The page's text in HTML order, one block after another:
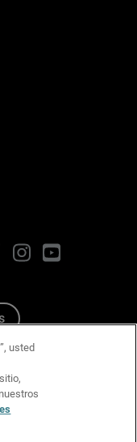
FacebookInstagramYouTube
usted